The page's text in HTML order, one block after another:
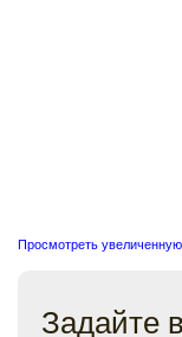
Просмотреть
Задайте